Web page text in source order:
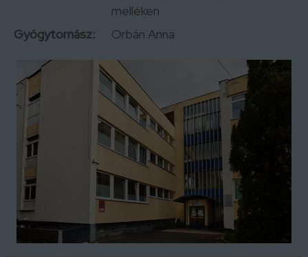
melléken
Gyógytornász:
Orbán Anna